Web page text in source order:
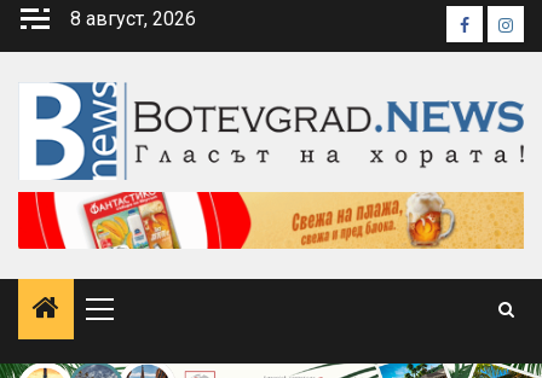
Skip
8 август, 2026 Facebook
Primary